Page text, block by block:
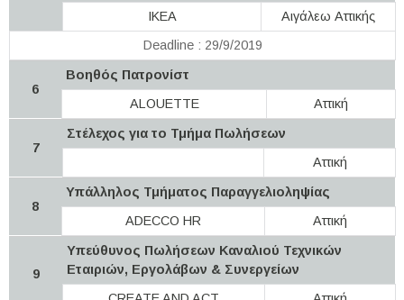
IKEA
Αιγάλεω Αττικής
Deadline : 29/9/2019
6
Βοηθός Πατρονίστ
ALOUETTE
Αττική
7
Στέλεχος για το Τμήμα Πωλήσεων
Αττική
8
Υπάλληλος Τμήματος Παραγγελιοληψίας
ADECCO HR
Αττική
9
Υπεύθυνος Πωλήσεων Καναλιού Τεχνικών
Εταιριών, Εργολάβων & Συνεργείων